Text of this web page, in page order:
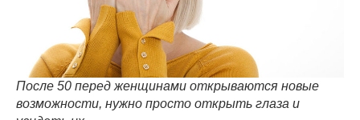
После 50 перед женщинами открываются новые
возможности, нужно просто открыть глаза и